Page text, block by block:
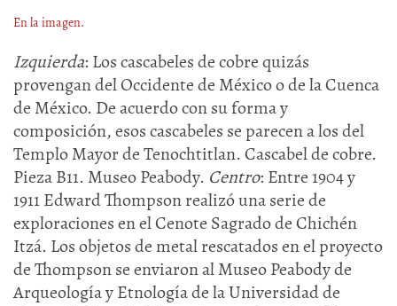
En la imagen.
Izquierda: Los cascabeles de cobre quizás
provengan del Occidente de México o de la Cuenca
de México. De acuerdo con su forma y
composición, esos cascabeles se parecen a los del
Templo Mayor de Tenochtitlan. Cascabel de cobre.
Pieza B11. Museo Peabody. Centro: Entre 1904 y
1911 Edward Thompson realizó una serie de
exploraciones en el Cenote Sagrado de Chichén
Itzá. Los objetos de metal rescatados en el proyecto
de Thompson se enviaron al Museo Peabody de
Arqueología y Etnología de la Universidad de